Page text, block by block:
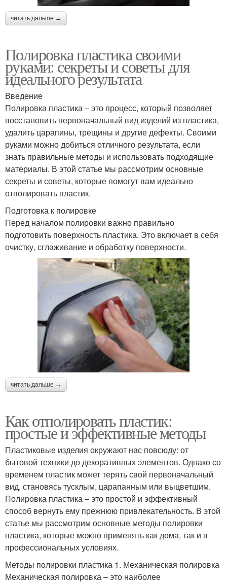
читать дальше →
Полировка пластика своими
руками: секреты и советы для
идеального результата
Введение
Полировка пластика – это процесс, который позволяет
восстановить первоначальный вид изделий из пластика,
удалить царапины, трещины и другие дефекты. Своими
руками можно добиться отличного результата, если
знать правильные методы и использовать подходящие
материалы. В этой статье мы рассмотрим основные
секреты и советы, которые помогут вам идеально
отполировать пластик.
Подготовка к полировке
Перед началом полировки важно правильно
подготовить поверхность пластика. Это включает в себя
очистку, сглаживание и обработку поверхности.
читать дальше →
Как отполировать пластик:
простые и эффективные методы
Пластиковые изделия окружают нас повсюду: от
бытовой техники до декоративных элементов. Однако со
временем пластик может терять свой первоначальный
вид, становясь тусклым, царапанным или выцветшим.
Полировка пластика – это простой и эффективный
способ вернуть ему прежнюю привлекательность. В этой
статье мы рассмотрим основные методы полировки
пластика, которые можно применять как дома, так и в
профессиональных условиях.
Методы полировки пластика 1. Механическая полировка
Механическая полировка – это наиболее